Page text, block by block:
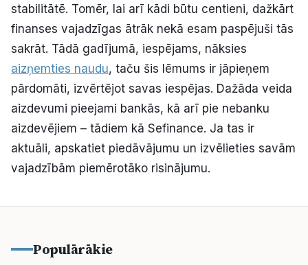
stabilitātē. Tomēr, lai arī kādi būtu centieni, dažkārt
finanses vajadzīgas ātrāk nekā esam paspējuši tās
sakrāt. Tādā gadījumā, iespējams, nāksies
aizņemties naudu, taču šis lēmums ir jāpieņem
pārdomāti, izvērtējot savas iespējas. Dažāda veida
aizdevumi pieejami bankās, kā arī pie nebanku
aizdevējiem – tādiem kā Sefinance. Ja tas ir
aktuāli, apskatiet piedāvājumu un izvēlieties savām
vajadzībām piemērotāko risinājumu.
Populārākie